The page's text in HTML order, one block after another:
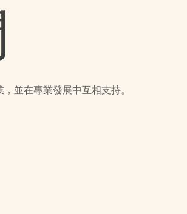
並在專業發展中互相支持。